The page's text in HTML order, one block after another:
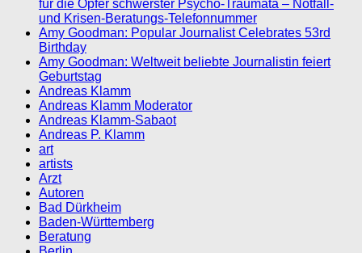
für die Opfer schwerster Psycho-Traumata – Notfall-
und Krisen-Beratungs-Telefonnummer
Amy Goodman: Popular Journalist Celebrates 53rd
Birthday
Amy Goodman: Weltweit beliebte Journalistin feiert
Geburtstag
Andreas Klamm
Andreas Klamm Moderator
Andreas Klamm-Sabaot
Andreas P. Klamm
art
artists
Arzt
Autoren
Bad Dürkheim
Baden-Württemberg
Beratung